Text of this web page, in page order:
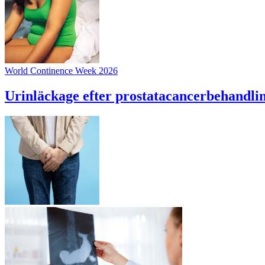
World Continence Week 2026
Urinläckage efter